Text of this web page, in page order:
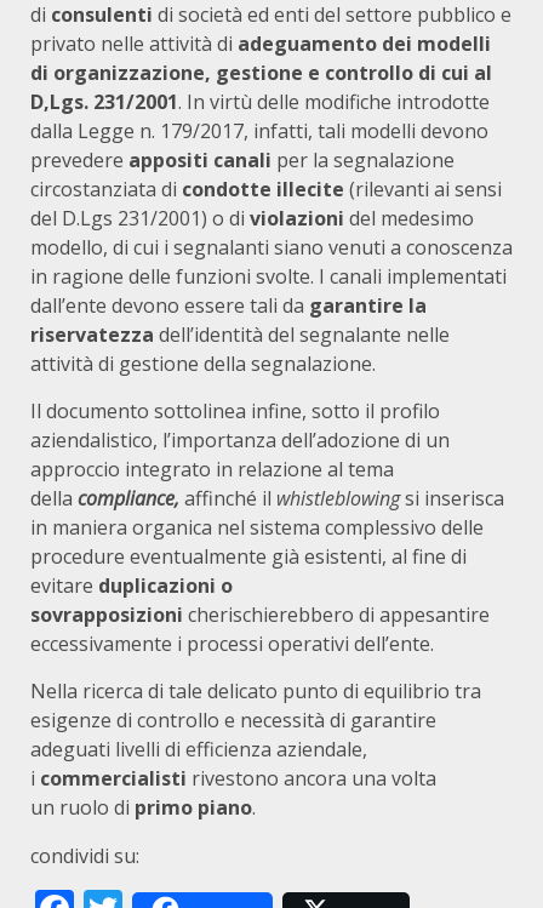
di consulenti di società ed enti del settore pubblico e
privato nelle attività di adeguamento dei modelli
di organizzazione, gestione e controllo di cui al
D,Lgs. 231/2001. In virtù delle modifiche introdotte
dalla Legge n. 179/2017, infatti, tali modelli devono
prevedere appositi canali per la segnalazione
circostanziata di condotte illecite (rilevanti ai sensi
del D.Lgs 231/2001) o di violazioni del medesimo
modello, di cui i segnalanti siano venuti a conoscenza
in ragione delle funzioni svolte. I canali implementati
dall’ente devono essere tali da garantire la
riservatezza dell’identità del segnalante nelle
attività di gestione della segnalazione.
Il documento sottolinea infine, sotto il profilo
aziendalistico, l’importanza dell’adozione di un
approccio integrato in relazione al tema
della compliance, affinché il whistleblowingsi inserisca
in maniera organica nel sistema complessivo delle
procedure eventualmente già esistenti, al fine di
evitare duplicazioni o
sovrapposizioni cherischierebbero di appesantire
eccessivamente i processi operativi dell’ente.
Nella ricerca di tale delicato punto di equilibrio tra
esigenze di controllo e necessità di garantire
adeguati livelli di efficienza aziendale,
i commercialisti rivestono ancora una volta
un ruolo di primo piano.
condividi su: